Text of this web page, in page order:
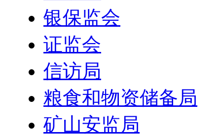
银保监会
证监会
信访局
粮食和物资储备局
矿山安监局